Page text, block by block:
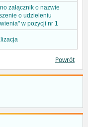
załącznik o nazwie
o udzieleniu
w pozycji nr 1
Powrót